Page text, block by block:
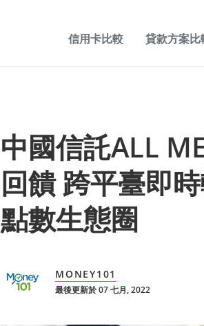
信用卡比較 貸款方案比
中國信託ALL
回饋 跨平臺即
點數生態圈
MONEY101
最後更新於 07 七月, 2022